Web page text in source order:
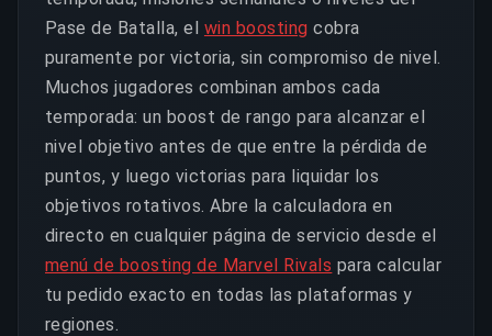
Pase de Batalla, el win boosting cobra
puramente por victoria, sin compromiso de nivel.
Muchos jugadores combinan ambos cada
temporada: un boost de rango para alcanzar el
nivel objetivo antes de que entre la pérdida de
puntos, y luego victorias para liquidar los
objetivos rotativos. Abre la calculadora en
directo en cualquier página de servicio desde el
menú de boosting de Marvel Rivals para calcular
tu pedido exacto en todas las plataformas y
regiones.